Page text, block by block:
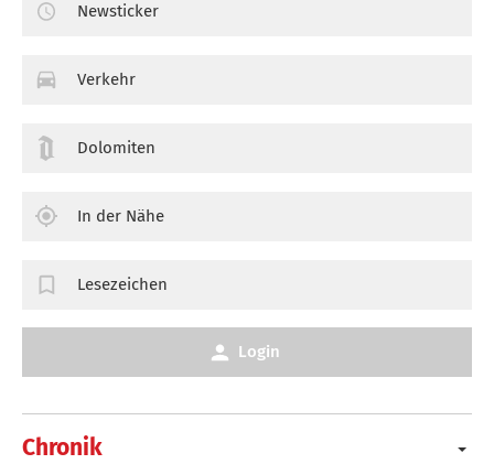
Chronik
Newsticker
Verkehr
Dolomiten
In der Nähe
Lesezeichen
Login